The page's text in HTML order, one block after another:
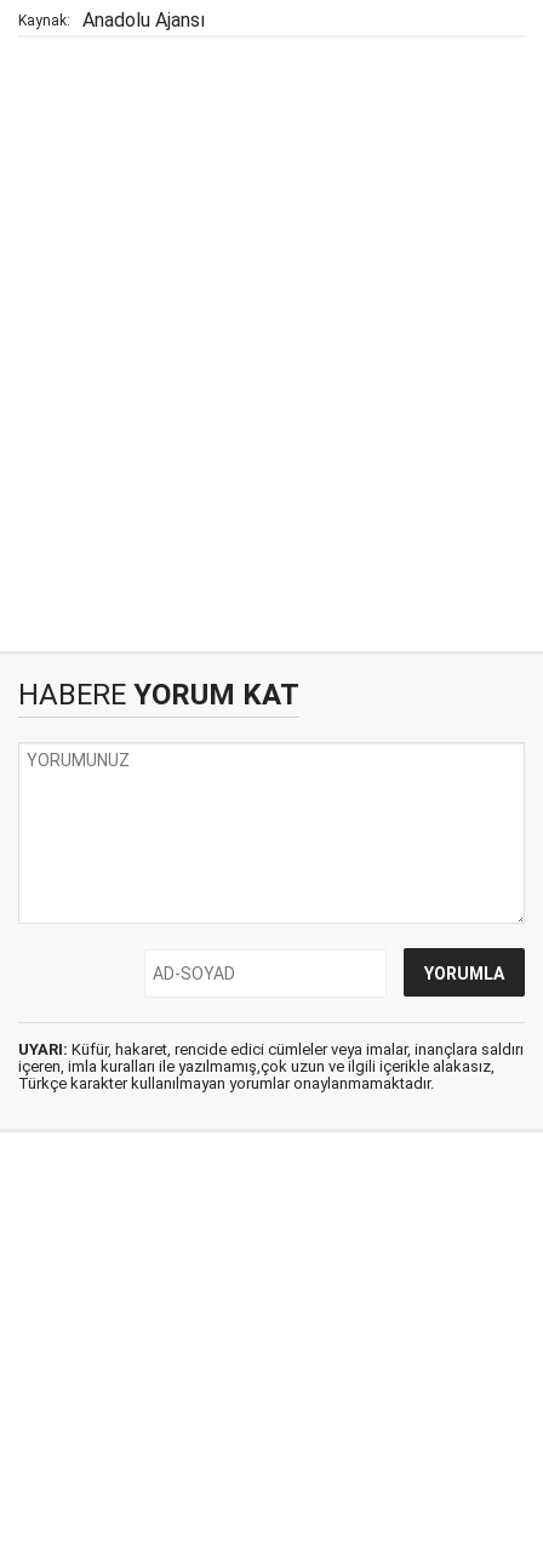
Kaynak: Anadolu Ajansı
HABERE YORUM KAT
UYARI: Küfür, hakaret, rencide edici cümleler veya imalar, inançlara saldırı
içeren, imla kuralları ile yazılmamış,çok uzun ve ilgili içerikle alakasız,
Türkçe karakter kullanılmayan yorumlar onaylanmamaktadır.